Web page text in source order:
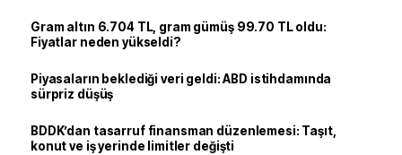
Gram altın 6.704 TL, gram gümüş 99.70 TL oldu:
Fiyatlar neden yükseldi?
Piyasaların beklediği veri geldi: ABD istihdamında
sürpriz düşüş
BDDK’dan tasarruf finansman düzenlemesi: Taşıt,
konut ve iş yerinde limitler değişti